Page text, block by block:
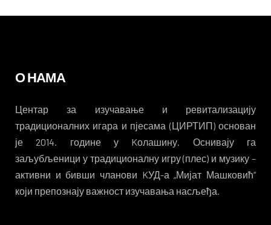
О НАМА
Центар за изучавање и ревитализацију
традиционалних игара и пјесама (ЦИРТИП) основан
је 2014. године у Kолашину. Оснивају га
заљубљеници у традиционалну игру (плес) и музику –
активни и бивши чланови KУД-а „Мијат Машковић“
који препознају важност изучавања насљеђа.